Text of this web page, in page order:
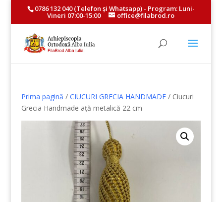
0786 132 040(Telefon și Whatsapp) - Program: Luni-
Vineri 07:00-15:00 office@filabrod.ro
Prima pagină / CIUCURI GRECIA HANDMADE/ Ciucuri
Grecia Handmade ață metalică 22 cm